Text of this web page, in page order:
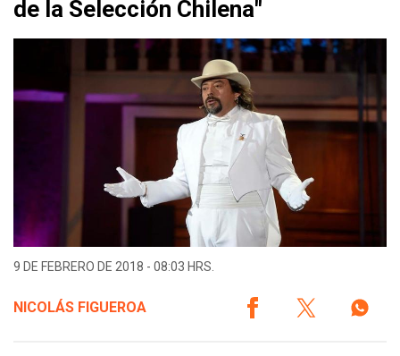
de la Selección Chilena"
9 DE FEBRERO DE 2018 - 08:03 HRS.
NICOLÁS FIGUEROA